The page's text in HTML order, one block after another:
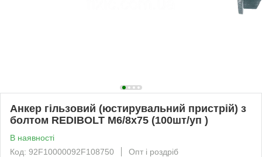
Анкер гільзовий (юстирувальний пристрій) з
болтом REDIBOLT М6/8x75 (100шт/уп )
В наявності
Код: 92F10000092F108750
Опт і роздріб